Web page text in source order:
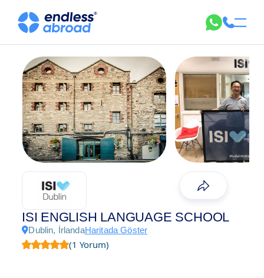
ISI ENGLISH LANGUAGE SCHOOL
Dublin, İrlandaHaritada Göster
(1 Yorum)